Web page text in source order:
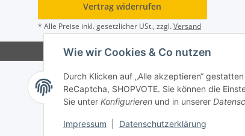
Wie wir Cookies & Co nutzen
Durch Klicken auf „Alle akzeptieren“
ReCaptcha, SHOPVOTE. Sie können die
Sie unter Konfigurieren und in unserer
Impressum Datenschutzerklärung
Vertrag widerrufen
* Alle Preise inkl. gesetzlicher USt., zzgl.Versand